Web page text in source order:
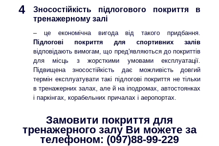
4
Зносостійкість підлогового покриття в
тренажерному залі
– це економічна вигода від такого придбання.
Підлогові покриття для спортивних залів
відповідають вимогам, що пред'являються до покриттів
для місць з жорсткими умовами експлуатації.
Підвищена зносостійкість дає можливість довгий
термін експлуатувати такі підлогові покриття не тільки
в тренажерних залах, але й на іподромах, автостоянках
і паркінгах, корабельних причалах і аеропортах.
Замовити покриття для
тренажерного залу Ви можете за
телефоном: (097)88-99-229